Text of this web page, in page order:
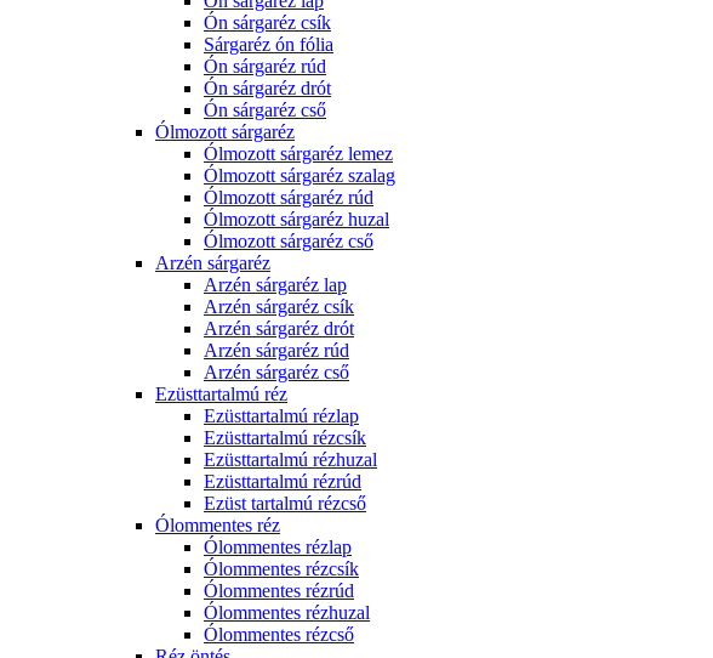
Ón sárgaréz csík
Sárgaréz ón fólia
Ón sárgaréz rúd
Ón sárgaréz drót
Ón sárgaréz cső
Ólmozott sárgaréz
Ólmozott sárgaréz lemez
Ólmozott sárgaréz szalag
Ólmozott sárgaréz rúd
Ólmozott sárgaréz huzal
Ólmozott sárgaréz cső
Arzén sárgaréz
Arzén sárgaréz lap
Arzén sárgaréz csík
Arzén sárgaréz drót
Arzén sárgaréz rúd
Arzén sárgaréz cső
Ezüsttartalmú réz
Ezüsttartalmú rézlap
Ezüsttartalmú rézcsík
Ezüsttartalmú rézhuzal
Ezüsttartalmú rézrúd
Ezüst tartalmú rézcső
Ólommentes réz
Ólommentes rézlap
Ólommentes rézcsík
Ólommentes rézrúd
Ólommentes rézhuzal
Ólommentes rézcső